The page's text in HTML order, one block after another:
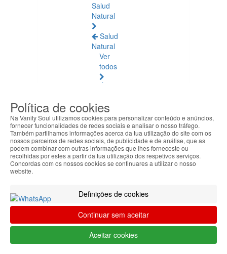
Salud
Natural
Salud
Natural
Ver
todos
Articulaciones
y
Músculos
Bienestar
Diario
y
Piernas
Cansadas
Difusores
Política de cookies
Na Vanity Soul utilizamos cookies para personalizar conteúdo e anúncios,
fornecer funcionalidades de redes sociais e analisar o nosso tráfego.
Também partilhamos informações acerca da tua utilização do site com os
nossos parceiros de redes sociais, de publicidade e de análise, que as
podem combinar com outras informações que lhes forneceste ou
recolhidas por estes a partir da tua utilização dos respetivos serviços.
Concordas com os nossos cookies se continuares a utilizar o nosso
website.
Definições de cookies
Continuar sem aceitar
Aceitar cookies